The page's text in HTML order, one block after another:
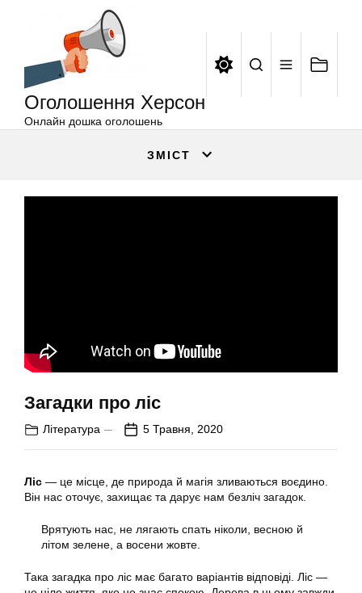
Оголошення Херсон
Онлайн дошка оголошень
ЗМІСТ
Загадки про ліс
Література 5 Травня, 2020
Ліс — це місце, де природа й магія зливаються воєдино.
Він нас оточує, захищає та дарує нам безліч загадок.
Врятують нас, не лягають спать ніколи, весною й
літом зелене, а восени жовте.
Така загадка про ліс має багато варіантів відповіді. Ліс —